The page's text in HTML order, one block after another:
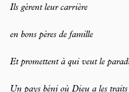
Ils gèrent leur carrière
en bons pères de famille
Et promettent à qui veut le
Un pays béni où Dieu a les